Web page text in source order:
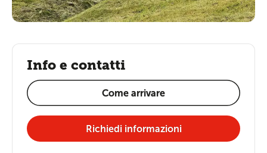
Info e contatti
Come arrivare
Richiedi informazioni